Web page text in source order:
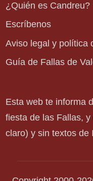
¿Quién es Candreu?
Escríbenos
Aviso legal y política
Guía de Fallas de
Esta web te informa
fiesta de las Fallas,
claro) y sin textos de